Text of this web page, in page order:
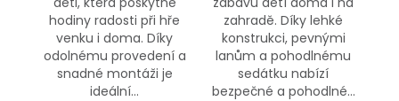
hodiny radosti při hře
venku i doma. Díky
odolnému provedení a
snadné montáži je
ideální...
zahradě. Díky lehké
konstrukci, pevnými
lanům a pohodlnému
sedátku nabízí
bezpečné a pohodlné...